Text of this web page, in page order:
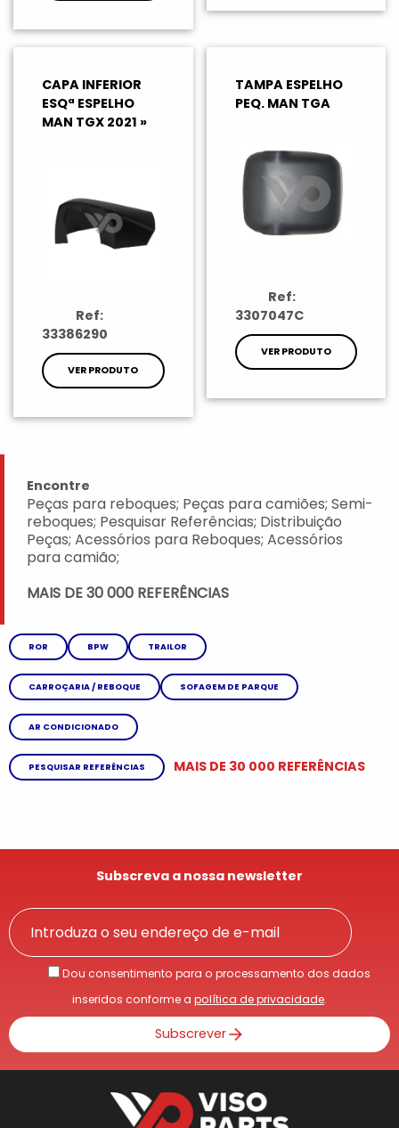
CAPA INFERIOR
ESQª ESPELHO
MAN TGX 2021 »
Ref:
33386290
VER PRODUTO
TAMPA ESPELHO
PEQ. MAN TGA
Ref:
3307047C
VER PRODUTO
Encontre
Peças para reboques; Peças para camiões; Semi-
reboques; Pesquisar Referências; Distribuição
Peças; Acessórios para Reboques; Acessórios
para camião;
MAIS DE 30 000 REFERÊNCIAS
ROR BPW TRAILOR
CARROÇARIA / REBOQUE SOFAGEM DE PARQUE
AR CONDICIONADO
PESQUISAR REFERÊNCIAS MAIS DE 30 000 REFERÊNCIAS
Subscreva a nossa newsletter
Dou consentimento para o processamento dos dados
inseridos conforme a política de privacidade.
Subscrever